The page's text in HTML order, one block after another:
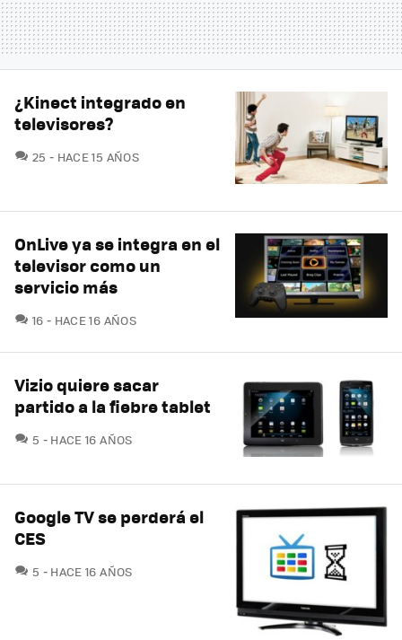
¿Kinect integrado en
televisores?
25 COMENTARIOS
HACE 15 AÑOS
OnLive ya se integra en el
televisor como un
servicio más
16 COMENTARIOS
HACE 16 AÑOS
Vizio quiere sacar
partido a la fiebre tablet
5 COMENTARIOS
HACE 16 AÑOS
Google TV se perderá el
CES
5 COMENTARIOS
HACE 16 AÑOS